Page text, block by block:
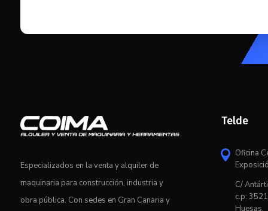
Especializados en la venta y alquiler de
maquinaria para construcción, industria y
obra pública. Con sedes en Gran Canaria y
Telde
 Oficina
C/
c.p:
Huesas,